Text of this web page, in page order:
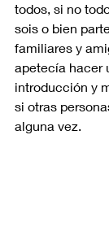
todos, si no
sois o bien
familiares y
apetecía hacer
introducción y
si otras
alguna vez.